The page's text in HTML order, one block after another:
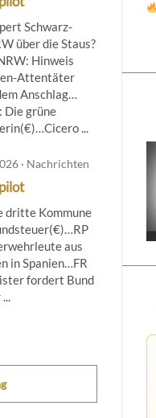
Schwarz-
über die Staus?
Hinweis
Attentäter
Anschlag…
Die grüne
...
· Nachrichten
dritte Kommune
aus
in Spanien…FR
fordert Bund